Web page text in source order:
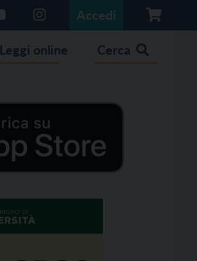
Accedi
Leggi online Cerca